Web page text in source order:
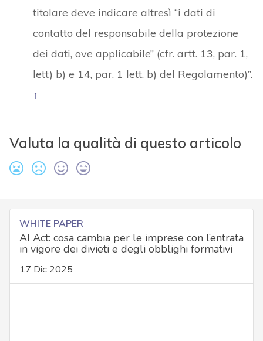
titolare deve indicare altresì “i dati di
contatto del responsabile della protezione
dei dati, ove applicabile” (cfr. artt. 13, par. 1,
lett) b) e 14, par. 1 lett. b) del Regolamento)”.
↑
Valuta la qualità di questo articolo
WHITE PAPER
AI Act: cosa cambia per le imprese con l’entrata
in vigore dei divieti e degli obblighi formativi
17 Dic 2025